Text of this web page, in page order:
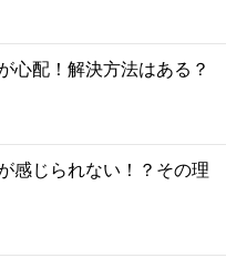
心配！解決方法はある？
感じられない！？その理